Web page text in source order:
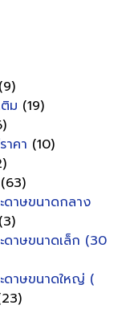
(9)
ม (19)
าคา (10)
(63)
ดาษขนาดกลาง
(3)
ดาษขนาดเล็ก (30
ดาษขนาดใหญ่ (